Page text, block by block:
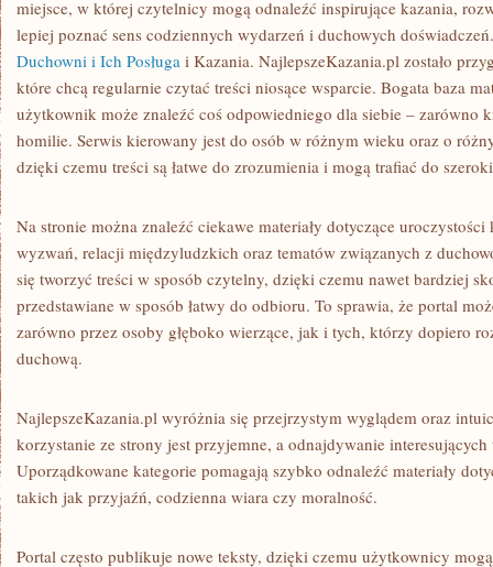
miejsce, w której czytelnicy mogą odnaleźć inspirujące kazania,
lepiej poznać sens codziennych wydarzeń i duchowych
Duchowni i Ich Posługa i Kazania. NajlepszeKazania.pl zostało
które chcą regularnie czytać treści niosące wsparcie. Bogata baza
użytkownik może znaleźć coś odpowiedniego dla siebie – zarówno
homilie. Serwis kierowany jest do osób w różnym wieku oraz o
dzięki czemu treści są łatwe do zrozumienia i mogą trafiać do
Na stronie można znaleźć ciekawe materiały dotyczące
wyzwań, relacji międzyludzkich oraz tematów związanych z
się tworzyć treści w sposób czytelny, dzięki czemu nawet bardziej
przedstawiane w sposób łatwy do odbioru. To sprawia, że portal
zarówno przez osoby głęboko wierzące, jak i tych, którzy dopiero
duchową.
NajlepszeKazania.pl wyróżnia się przejrzystym wyglądem oraz
korzystanie ze strony jest przyjemne, a odnajdywanie
Uporządkowane kategorie pomagają szybko odnaleźć materiały
takich jak przyjaźń, codzienna wiara czy moralność.
Portal często publikuje nowe teksty, dzięki czemu użytkownicy